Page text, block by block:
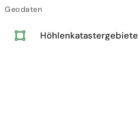
Geodaten
Höhlenkatastergebiete